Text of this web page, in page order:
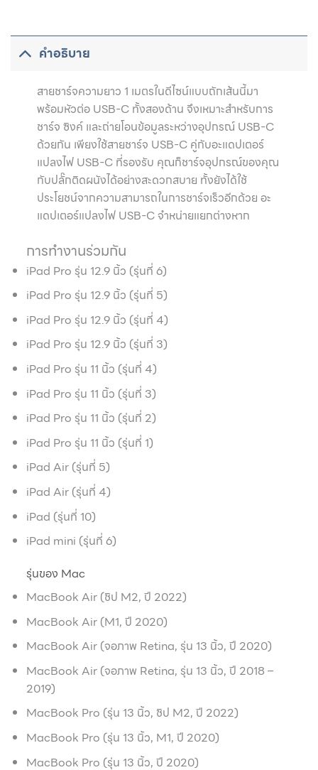
คำอธิบาย
สายชาร์จความยาว 1 เมตรในดีไซน์แบบถักเส้นนี้มา
พร้อมหัวต่อ USB-C ทั้งสองด้าน จึงเหมาะสำหรับการ
ชาร์จ ซิงค์ และถ่ายโอนข้อมูลระหว่างอุปกรณ์ USB-C
ด้วยกัน เพียงใช้สายชาร์จ USB-C คู่กับอะแดปเตอร์
แปลงไฟ USB-C ที่รองรับ คุณก็ชาร์จอุปกรณ์ของคุณ
กับปลั๊กติดผนังได้อย่างสะดวกสบาย ทั้งยังได้ใช้
ประโยชน์จากความสามารถในการชาร์จเร็วอีกด้วย อะ
แดปเตอร์แปลงไฟ USB-C จำหน่ายแยกต่างหาก
การทำงานร่วมกัน
iPad Pro รุ่น 12.9 นิ้ว (รุ่นที่ 6)
iPad Pro รุ่น 12.9 นิ้ว (รุ่นที่ 5)
iPad Pro รุ่น 12.9 นิ้ว (รุ่นที่ 4)
iPad Pro รุ่น 12.9 นิ้ว (รุ่นที่ 3)
iPad Pro รุ่น 11 นิ้ว (รุ่นที่ 4)
iPad Pro รุ่น 11 นิ้ว (รุ่นที่ 3)
iPad Pro รุ่น 11 นิ้ว (รุ่นที่ 2)
iPad Pro รุ่น 11 นิ้ว (รุ่นที่ 1)
iPad Air (รุ่นที่ 5)
iPad Air (รุ่นที่ 4)
iPad (รุ่นที่ 10)
iPad mini (รุ่นที่ 6)
รุ่นของ Mac
MacBook Air (ชิป M2, ปี 2022)
MacBook Air (M1, ปี 2020)
MacBook Air (จอภาพ Retina, รุ่น 13 นิ้ว, ปี 2020)
MacBook Air (จอภาพ Retina, รุ่น 13 นิ้ว, ปี 2018 –
2019)
MacBook Pro (รุ่น 13 นิ้ว, ชิป M2, ปี 2022)
MacBook Pro (รุ่น 13 นิ้ว, M1, ปี 2020)
MacBook Pro (รุ่น 13 นิ้ว, ปี 2020)